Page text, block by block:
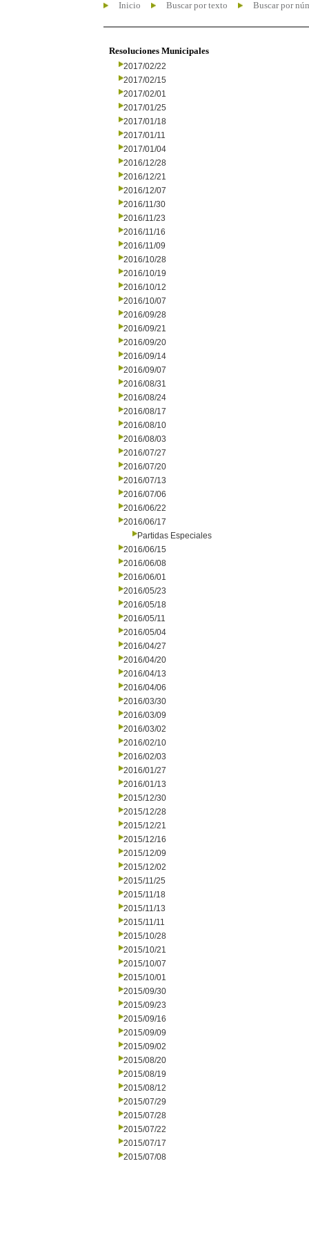
Inicio Buscar por texto Buscar por
Resoluciones Municipales
2017/02/22
2017/02/15
2017/02/01
2017/01/25
2017/01/18
2017/01/11
2017/01/04
2016/12/28
2016/12/21
2016/12/07
2016/11/30
2016/11/23
2016/11/16
2016/11/09
2016/10/28
2016/10/19
2016/10/12
2016/10/07
2016/09/28
2016/09/21
2016/09/20
2016/09/14
2016/09/07
2016/08/31
2016/08/24
2016/08/17
2016/08/10
2016/08/03
2016/07/27
2016/07/20
2016/07/13
2016/07/06
2016/06/22
2016/06/17
Partidas Especiales
2016/06/15
2016/06/08
2016/06/01
2016/05/23
2016/05/18
2016/05/11
2016/05/04
2016/04/27
2016/04/20
2016/04/13
2016/04/06
2016/03/30
2016/03/09
2016/03/02
2016/02/10
2016/02/03
2016/01/27
2016/01/13
2015/12/30
2015/12/28
2015/12/21
2015/12/16
2015/12/09
2015/12/02
2015/11/25
2015/11/18
2015/11/13
2015/11/11
2015/10/28
2015/10/21
2015/10/07
2015/10/01
2015/09/30
2015/09/23
2015/09/16
2015/09/09
2015/09/02
2015/08/20
2015/08/19
2015/08/12
2015/07/29
2015/07/28
2015/07/22
2015/07/17
2015/07/08